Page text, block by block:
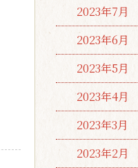
2023年7月
2023年6月
2023年5月
2023年4月
2023年3月
2023年2月